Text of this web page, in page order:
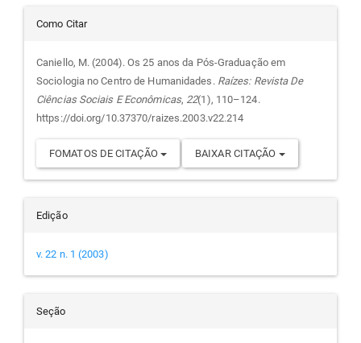
Detalhes
do
artigo
Como Citar
Caniello, M. (2004). Os 25 anos da Pós-Graduação em
Sociologia no Centro de Humanidades. Raízes: Revista De
Ciências Sociais E Econômicas, 22(1), 110–124.
https://doi.org/10.37370/raizes.2003.v22.214
FOMATOS DE CITAÇÃO BAIXAR CITAÇÃO
Edição
v. 22 n. 1 (2003)
Seção